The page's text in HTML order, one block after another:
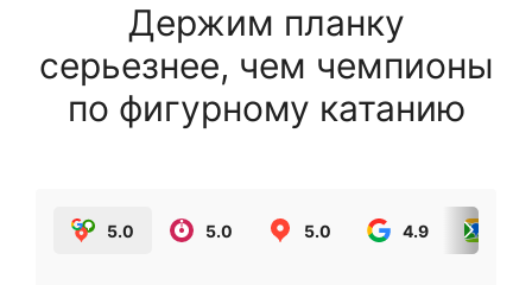
Держим планку
серьезнее, чем чемпионы
по фигурному катанию
5.0 5.0 5.0 4.9